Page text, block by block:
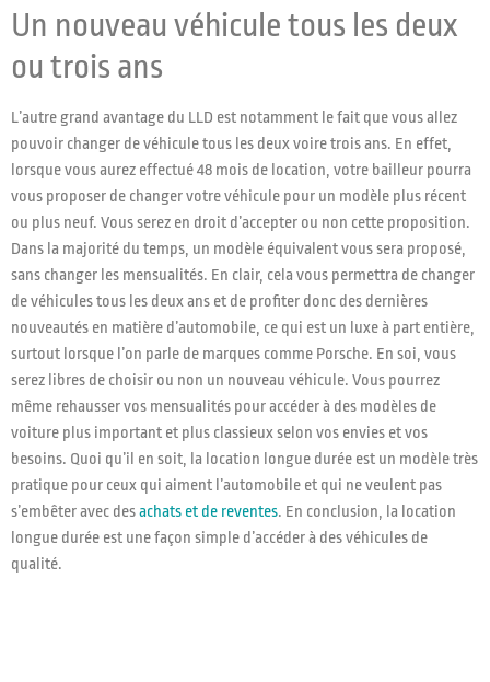
Un nouveau véhicule tous les deux
ou trois ans
L’autre grand avantage du LLD est notamment le fait que vous allez
pouvoir changer de véhicule tous les deux voire trois ans. En effet,
lorsque vous aurez effectué 48 mois de location, votre bailleur pourra
vous proposer de changer votre véhicule pour un modèle plus récent
ou plus neuf. Vous serez en droit d’accepter ou non cette proposition.
Dans la majorité du temps, un modèle équivalent vous sera proposé,
sans changer les mensualités. En clair, cela vous permettra de changer
de véhicules tous les deux ans et de profiter donc des dernières
nouveautés en matière d’automobile, ce qui est un luxe à part entière,
surtout lorsque l’on parle de marques comme Porsche. En soi, vous
serez libres de choisir ou non un nouveau véhicule. Vous pourrez
même rehausser vos mensualités pour accéder à des modèles de
voiture plus important et plus classieux selon vos envies et vos
besoins. Quoi qu’il en soit, la location longue durée est un modèle très
pratique pour ceux qui aiment l’automobile et qui ne veulent pas
s’embêter avec desachats et de reventes. En conclusion, la location
longue durée est une façon simple d’accéder à des véhicules de
qualité.